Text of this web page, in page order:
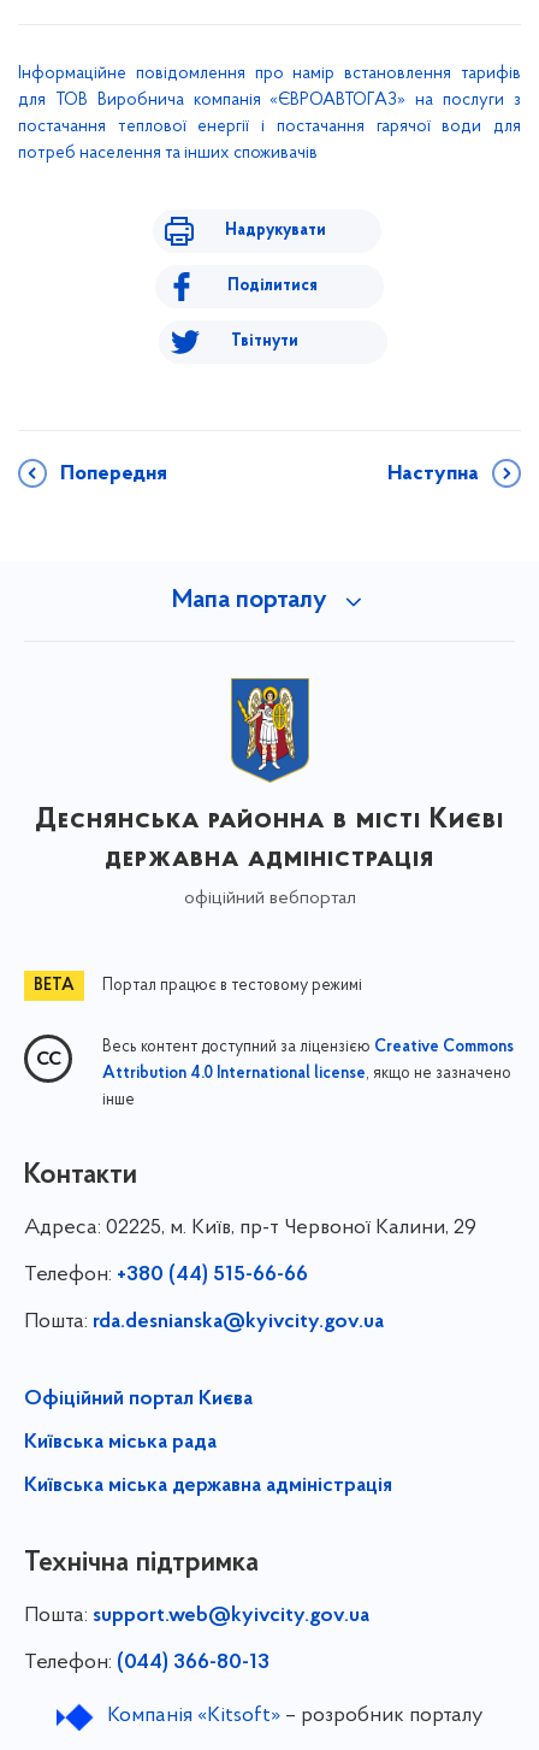
Інформаційне повідомлення про намір встановлення тарифів
для ТОВ Виробнича компанія «ЄВРОАВТОГАЗ» на послуги з
постачання теплової енергії і постачання гарячої води для
потреб населення та інших споживачів
Надрукувати
Поділитися
Твітнути
Попередня Наступна
Мапа порталу
Деснянська районна в місті Києві
державна адміністрація
офіційний вебпортал
Портал працює в тестовому режимі
Весь контент доступний за ліцензією Creative Commons
Attribution 4.0 International license, якщо не зазначено
інше
Контакти
Адреса: 02225, м. Київ, пр-т Червоної Калини, 29
Телефон: +380 (44) 515-66-66
Пошта: rda.desnianska@kyivcity.gov.ua
Офіційний портал Києва
Київська міська рада
Київська міська державна адміністрація
Технічна підтримка
Пошта: support.web@kyivcity.gov.ua
Телефон: (044) 366-80-13
Компанія «Kitsoft»– розробник порталу